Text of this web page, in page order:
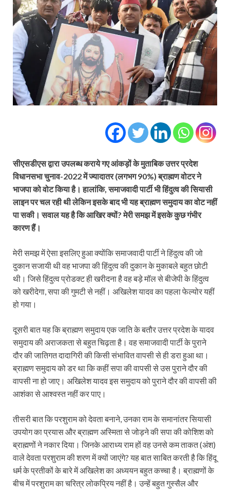
सीएसडीएस द्वारा उपलब्ध कराये गए आंकड़ों के मुताबिक उत्तर प्रदेश
विधानसभा चुनाव-2022 में ज्यादातर (लगभग 90%) ब्राह्मण वोटर ने
भाजपा को वोट किया है। हालांकि, समाजवादी पार्टी भी हिंदुत्व की सियासी
लाइन पर चल रही थी लेकिन इसके बाद भी यह ब्राह्मण समुदाय का वोट नहीं
पा सकी। सवाल यह है कि आखिर क्यों? मेरी समझ में इसके कुछ गंभीर
कारण हैं।
मेरी समझ में ऐसा इसलिए हुआ क्योंकि समाजवादी पार्टी ने हिंदुत्व की जो
दुकान सजायी थी वह भाजपा की हिंदुत्व की दुकान के मुकाबले बहुत छोटी
थी। जिसे हिंदुत्व प्रोडक्ट ही खरीदना है वह बड़े मॉल से बीजेपी के हिंदुत्व
को खरीदेगा, सपा की गुमटी से नहीं। अखिलेश यादव का पहला फेल्योर यहीं
हो गया।
दूसरी बात यह कि ब्राह्मण समुदाय एक जाति के बतौर उत्तर प्रदेश के यादव
समुदाय की अराजकता से बहुत चिढ़ता है। वह समाजवादी पार्टी के पुराने
दौर की जातिगत दादागिरी की किसी संभावित वापसी से ही डरा हुआ था।
ब्राह्मण समुदाय को डर था कि कहीं सपा की वापसी से उस पुराने दौर की
वापसी ना हो जाए। अखिलेश यादव इस समुदाय को पुराने दौर की वापसी की
आशंका से आश्वस्त नहीं कर पाए।
तीसरी बात कि परशुराम को देवता बनाने, उनका राम के समानांतर सियासी
उपयोग का प्रयास और ब्राह्मण अस्मिता से जोड़ने की सपा की कोशिश को
ब्राह्मणों ने नकार दिया। जिनके आराध्य राम हों वह उनसे कम ताकत (अंश)
वाले देवता परशुराम की शरण में क्यों जाएंगे? यह बात साबित करती है कि हिंदू
धर्म के प्रतीकों के बारे में अखिलेश का अध्ययन बहुत कच्चा है। ब्राह्मणों के
बीच में परशुराम का चरित्र लोकप्रिय नहीं है। उन्हें बहुत गुस्सैल और